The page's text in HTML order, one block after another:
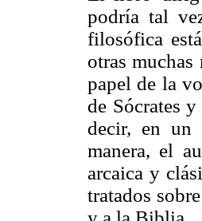
podría tal
filosófica
otras
papel de la
de Sócrates
decir, en un
manera, el
arcaica y
tratados